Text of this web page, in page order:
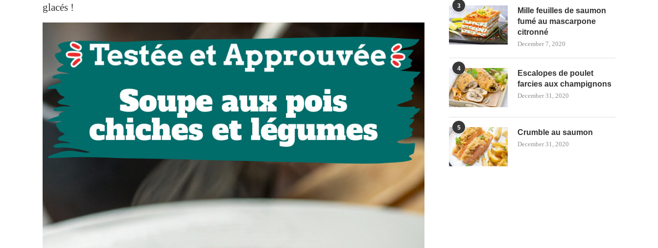
glacés !
3
Mille feuilles de saumon
fumé au mascarpone
citronné
December 7, 2020
4
Escalopes de poulet
farcies aux champignons
December 31, 2020
5
Crumble au saumon
December 31, 2020